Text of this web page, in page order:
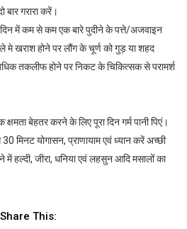
गरारा करें।
में कम से कम एक बारे पुदीने के पत्ते/अजवाइन
मे खराश होने पर लौंग के चूर्ण को गुड़ या शहद
तकलीफ होने पर निकट के चिकित्सक से परामर्श
बेहतर करने के लिए पूरा दिन गर्म पानी पिएं।
मिनट योगासन, प्राणायाम एवं ध्यान करें अच्छी
हल्दी, जीरा, धनिया एवं लहसुन आदि मसालों का
Share This: